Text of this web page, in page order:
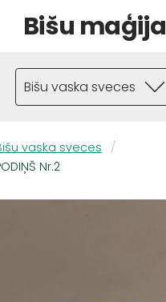
Bišu maģija
Bišu vaska sveces
vaska sveces
Nr.2